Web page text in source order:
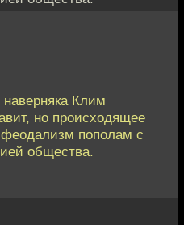
Клим
но происходящее
пополам с
общества.